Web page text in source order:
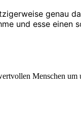
genau
und esse
Menschen um